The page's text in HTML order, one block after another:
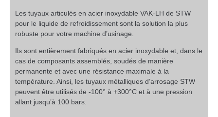
Les tuyaux articulés en acier inoxydable VAK-LH de STW
pour le liquide de refroidissement sont la solution la plus
robuste pour votre machine d’usinage.
Ils sont entièrement fabriqués en acier inoxydable et, dans le
cas de composants assemblés, soudés de manière
permanente et avec une résistance maximale à la
température. Ainsi, les tuyaux métalliques d’arrosage STW
peuvent être utilisés de -100° à +300°C et à une pression
allant jusqu’à 100 bars.